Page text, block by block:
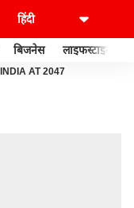
बिजनेस लाइफस्टाइल
INDIA AT 2047